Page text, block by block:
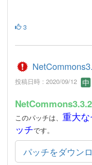
3
投稿日時 : 2020/09/12
このパッチは、 重大
ッチです。
パッチをダウン